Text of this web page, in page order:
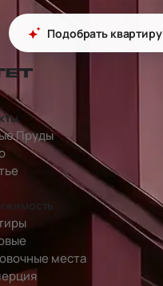
Подобрать квартиру
страницу
Пруды
места